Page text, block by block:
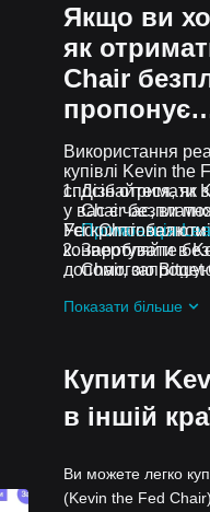
Якщо ви
як
Chair
Використання
купівлі Kevin
спосіб отримати
у вас є час, ви
Fed Chair без
Дізнайтеся, як
Chair
Промоакція
Заробляйте
Chair,
Assist2Earn
Актуальні
Усі
конвертувати в
допомогою Bitget
Показати більше
Купити
в іншій
Ви можете легко
(Kevin the Fed